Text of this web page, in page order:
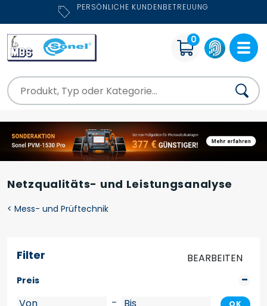
KOSTENLOSE BERATUNG
0
Netzqualitäts- und Leistungsanalyse
< Mess- und Prüftechnik
Filter BEARBEITEN
Preis
–
OK